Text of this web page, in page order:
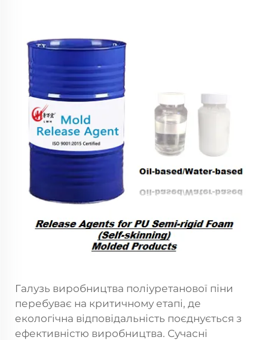
Галузь виробництва поліуретанової піни
перебуває на критичному етапі, де
екологічна відповідальність поєднується з
ефективністю виробництва. Сучасні